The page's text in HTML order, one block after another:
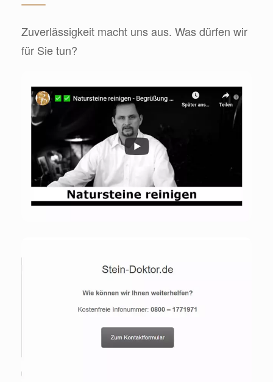
Zuverlässigkeit macht uns aus. Was dürfen wir
für Sie tun?